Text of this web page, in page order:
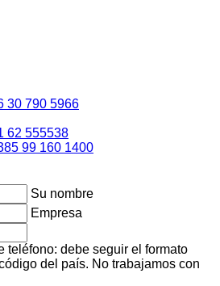
30 790 5966
62 555538
99 160 1400
Su nombre
Empresa
teléfono: debe seguir el formato
del país. No trabajamos con